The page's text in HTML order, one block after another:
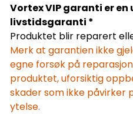
Vortex VIP garanti er en
livstidsgaranti *
Produktet blir reparert
Merk at garantien ikke
egne forsøk på
produktet, uforsiktig
skader som ikke påvirker
ytelse.